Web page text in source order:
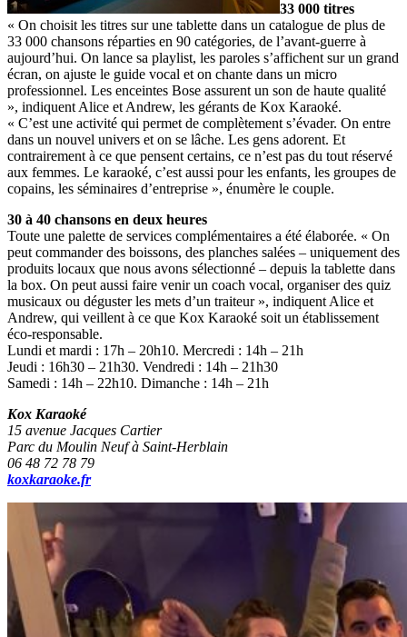
33 000 titres
« On choisit les titres sur une tablette dans un catalogue de plus de
33 000 chansons réparties en 90 catégories, de l’avant-guerre à
aujourd’hui. On lance sa playlist, les paroles s’affichent sur un grand
écran, on ajuste le guide vocal et on chante dans un micro
professionnel. Les enceintes Bose assurent un son de haute qualité
», indiquent Alice et Andrew, les gérants de Kox Karaoké.
« C’est une activité qui permet de complètement s’évader. On entre
dans un nouvel univers et on se lâche. Les gens adorent. Et
contrairement à ce que pensent certains, ce n’est pas du tout réservé
aux femmes. Le karaoké, c’est aussi pour les enfants, les groupes de
copains, les séminaires d’entreprise », énumère le couple.
30 à 40 chansons en deux heures
Toute une palette de services complémentaires a été élaborée. « On
peut commander des boissons, des planches salées – uniquement des
produits locaux que nous avons sélectionné – depuis la tablette dans
la box. On peut aussi faire venir un coach vocal, organiser des quiz
musicaux ou déguster les mets d’un traiteur », indiquent Alice et
Andrew, qui veillent à ce que Kox Karaoké soit un établissement
éco-responsable.
Lundi et mardi : 17h – 20h10. Mercredi : 14h – 21h
Jeudi : 16h30 – 21h30. Vendredi : 14h – 21h30
Samedi : 14h – 22h10. Dimanche : 14h – 21h
Kox Karaoké
15 avenue Jacques Cartier
Parc du Moulin Neuf à Saint-Herblain
06 48 72 78 79
koxkaraoke.fr